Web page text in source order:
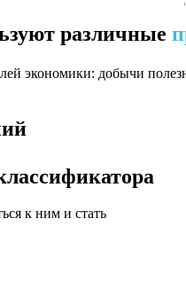
различные
экономики: добычи
к ним и стать